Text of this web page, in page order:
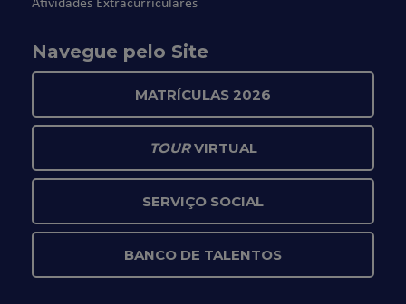
Navegue pelo Site
MATRÍCULAS 2026
TOURVIRTUAL
SERVIÇO SOCIAL
BANCO DE TALENTOS